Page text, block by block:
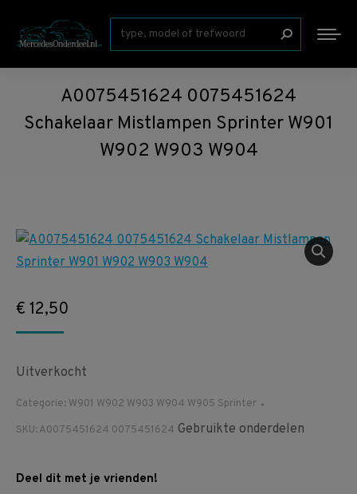
Zoeken:
A0075451624 0075451624
Schakelaar Mistlampen Sprinter W901
W902 W903 W904
€ 12,50
Uitverkocht
Categorie: W901 W902 W903 W904 W905 Sprinter
SKU:A0075451624 0075451624 Gebruikte onderdelen
Deel dit met je vrienden!